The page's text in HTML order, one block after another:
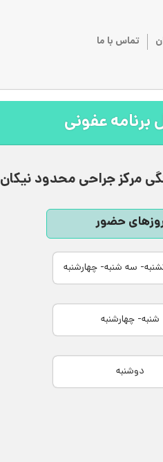
تماس با ما
عفونی
مرکز جراحی محدود نیکان
حضور
سه شنبه- چهارشنبه
شنبه- چهارشنبه
دوشنبه